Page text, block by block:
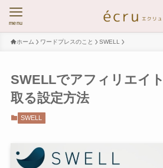
menu
ホーム ワードプレスのこと SWELL
SWELLでアフィリエイ
取る設定方法
SWELL